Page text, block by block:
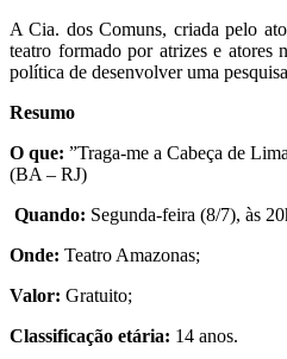
A Cia. dos Comuns, criada pelo
teatro formado por atrizes e atores
política de desenvolver uma
Resumo
O que: ”Traga-me a Cabeça de
(BA – RJ)
Quando: Segunda-feira (8/7), às
Onde: Teatro Amazonas;
Valor: Gratuito;
Classificação etária: 14 anos.